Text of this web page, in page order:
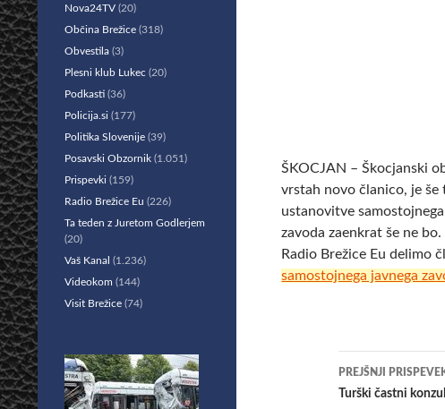
ŠKOCJAN – Škocjanski
vrstah novo članico, je
ustanovitve
zavoda zaenkrat še ne bo.
Radio Brežice Eu delimo
samostojnega javnega
po
PREJŠNJI
Turški častni
Nova24TV (20)
Občina Brežice (318)
Obvestila (3)
Plesni klub Lukec (20)
Podkasti (36)
Policija.si (177)
Politika Slovenije (39)
Posavski Obzornik (1.051)
Prispevki (159)
Radio Brežice Eu (226)
Ta teden z Juretom Godlerjem
(20)
Vaš Kanal (1.236)
Videokom (144)
Visit Brežice (74)